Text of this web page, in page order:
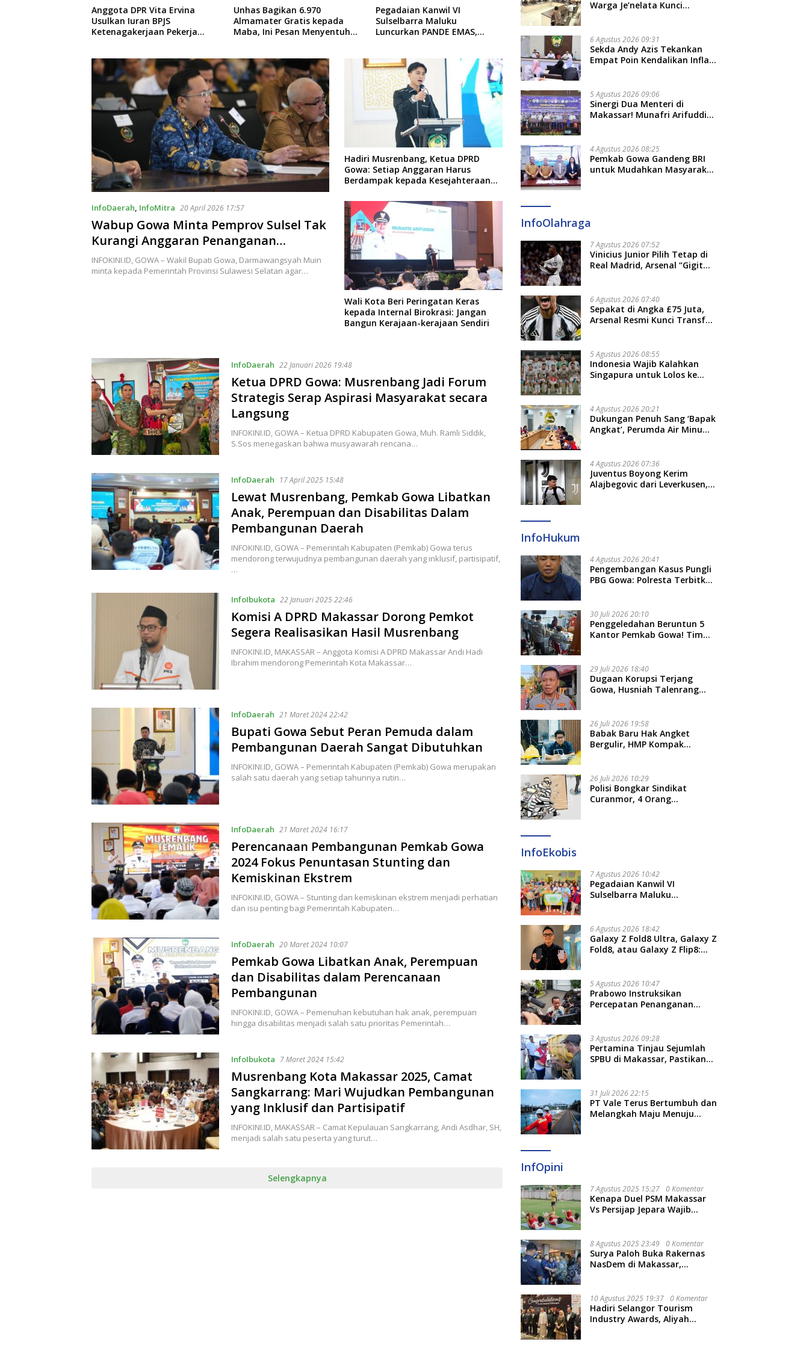
Unhas Bagikan 6.970
Almamater Gratis kepada
Maba, Ini Pesan Menyentuh
Pegadaian Kanwil VI
Sulselbarra Maluku
Luncurkan PANDE EMAS,
Panggil Menteri Investasi,
Prabowo Terima Laporan
Perkembangan Kampung Haji
Pemkot Makassar Pastikan
PSEL Tetap Berjalan,
Dibahas
Vinicius Junior Pilih Tetap di
InfoDaerah, InfoMitra 20 April 2026 17:57
Wabup Gowa Minta Pemprov Sulsel Tak
Kurangi Anggaran Penanganan
Stunting dan Kemiskinan
INFOKINI.ID, GOWA – Wakil Bupati Gowa, Darmawangsyah Muin
minta kepada Pemerintah Provinsi Sulawesi Selatan agar…
Hadiri Musrenbang, Ketua DPRD
Gowa: Setiap Anggaran Harus
Berdampak kepada Kesejahteraan
Wali Kota Beri Peringatan Keras
kepada Internal Birokrasi: Jangan
Bangun Kerajaan-kerajaan Sendiri
InfoDaerah 22 Januari 2026 19:48
Ketua DPRD Gowa: Musrenbang Jadi Forum
Strategis Serap Aspirasi Masyarakat secara
Langsung
INFOKINI.ID, GOWA – Ketua DPRD Kabupaten Gowa, Muh. Ramli Siddik,
S.Sos menegaskan bahwa musyawarah rencana…
InfoDaerah 17 April 2025 15:48
Lewat Musrenbang, Pemkab Gowa Libatkan
Anak, Perempuan dan Disabilitas Dalam
Pembangunan Daerah
INFOKINI.ID, GOWA – Pemerintah Kabupaten (Pemkab) Gowa terus
mendorong terwujudnya pembangunan daerah yang inklusif, partisipatif,
…
InfoIbukota 22 Januari 2025 22:46
Komisi A DPRD Makassar Dorong Pemkot
Segera Realisasikan Hasil Musrenbang
INFOKINI.ID, MAKASSAR – Anggota Komisi A DPRD Makassar Andi Hadi
Ibrahim mendorong Pemerintah Kota Makassar…
InfoDaerah 21 Maret 2024 22:42
Bupati Gowa Sebut Peran Pemuda dalam
Pembangunan Daerah Sangat Dibutuhkan
INFOKINI.ID, GOWA – Pemerintah Kabupaten (Pemkab) Gowa merupakan
salah satu daerah yang setiap tahunnya rutin…
InfoDaerah 21 Maret 2024 16:17
Perencanaan Pembangunan Pemkab Gowa
2024 Fokus Penuntasan Stunting dan
Kemiskinan Ekstrem
INFOKINI.ID, GOWA – Stunting dan kemiskinan ekstrem menjadi perhatian
dan isu penting bagi Pemerintah Kabupaten…
InfoDaerah 20 Maret 2024 10:07
Pemkab Gowa Libatkan Anak, Perempuan
dan Disabilitas dalam Perencanaan
Pembangunan
INFOKINI.ID, GOWA – Pemenuhan kebutuhan hak anak, perempuan
hingga disabilitas menjadi salah satu prioritas Pemerintah…
InfoIbukota 7 Maret 2024 15:42
Musrenbang Kota Makassar 2025, Camat
Sangkarrang: Mari Wujudkan Pembangunan
yang Inklusif dan Partisipatif
INFOKINI.ID, MAKASSAR – Camat Kepulauan Sangkarrang, Andi Asdhar, SH,
menjadi salah satu peserta yang turut…
Selengkapnya
Adat dan Adab
Warga Je’nelata Kunci
6 Agustus 2026 09:31
Sekda Andy Azis Tekankan
Empat Poin Kendalikan Inflasi
5 Agustus 2026 09:06
Sinergi Dua Menteri di
Makassar! Munafri Arifuddin
Baru
4 Agustus 2026 08:25
Pemkab Gowa Gandeng BRI
untuk Mudahkan Masyarakat
InfoOlahraga
7 Agustus 2026 07:52
Vinicius Junior Pilih Tetap di
Real Madrid, Arsenal “Gigit
6 Agustus 2026 07:40
Sepakat di Angka £75 Juta,
Arsenal Resmi Kunci Transfer
5 Agustus 2026 08:55
Indonesia Wajib Kalahkan
Singapura untuk Lolos ke
4 Agustus 2026 20:21
Dukungan Penuh Sang ‘Bapak
Angkat’, Perumda Air Minum
4 Agustus 2026 07:36
Juventus Boyong Kerim
Alajbegovic dari Leverkusen,
InfoHukum
4 Agustus 2026 20:41
Pengembangan Kasus Pungli
PBG Gowa: Polresta Terbitkan
30 Juli 2026 20:10
Penggeledahan Beruntun 5
Kantor Pemkab Gowa! Tim
Rp16 Miliar
29 Juli 2026 18:40
Dugaan Korupsi Terjang
Gowa, Husniah Talenrang
26 Juli 2026 19:58
​Babak Baru Hak Angket
Bergulir, HMP Kompak
26 Juli 2026 10:29
Polisi Bongkar Sindikat
Curanmor, 4 Orang
InfoEkobis
7 Agustus 2026 10:42
Pegadaian Kanwil VI
Sulselbarra Maluku
Masyarakat
6 Agustus 2026 18:42
Galaxy Z Fold8 Ultra, Galaxy Z
Fold8, atau Galaxy Z Flip8:
5 Agustus 2026 10:47
Prabowo Instruksikan
Percepatan Penanganan
3 Agustus 2026 09:28
Pertamina Tinjau Sejumlah
SPBU di Makassar, Pastikan
31 Juli 2026 22:15
PT Vale Terus Bertumbuh dan
Melangkah Maju Menuju
InfOpini
7 Agustus 2025 15:27 0 Komentar
Kenapa Duel PSM Makassar
Vs Persijap Jepara Wajib
8 Agustus 2025 23:49 0 Komentar
Surya Paloh Buka Rakernas
NasDem di Makassar,
10 Agustus 2025 19:37 0 Komentar
Hadiri Selangor Tourism
Industry Awards, Aliyah